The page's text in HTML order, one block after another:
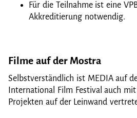
Für die Teilnahme ist eine
Akkreditierung notwendig.
Filme auf der Mostra
Selbstverständlich ist MEDIA auf
International Film Festival auch
Projekten auf der Leinwand